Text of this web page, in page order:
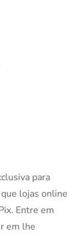
para
lojas online
Entre em
em lhe